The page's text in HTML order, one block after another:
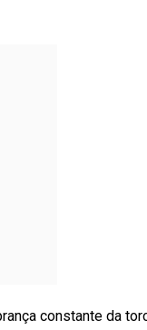
constante da